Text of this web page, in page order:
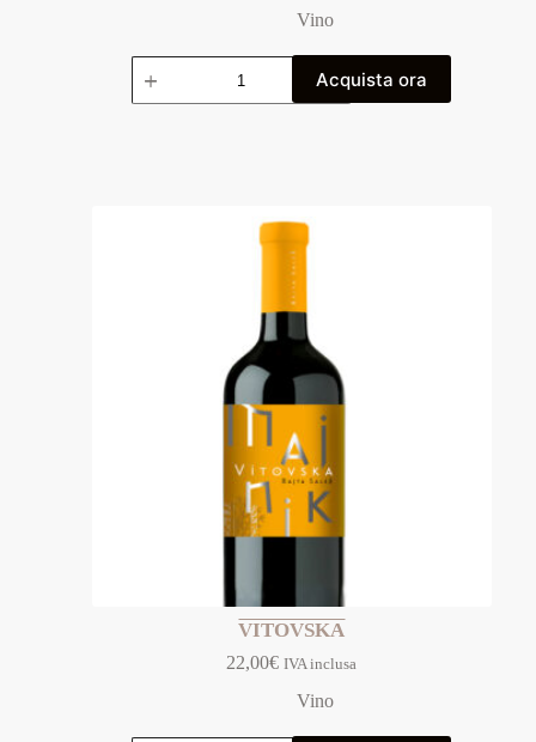
Vino
Acquista ora
VITOVSKA
22,00€ IVA inclusa
Vino